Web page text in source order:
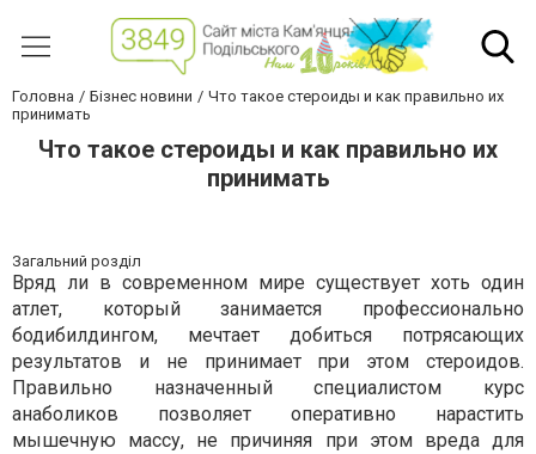
Головна Бізнес новини
Что такое стероиды и как правильно их
принимать
Что такое стероиды и как правильно их
принимать
Загальний розділ
Вряд ли в современном мире существует хоть один
атлет, который занимается профессионально
бодибилдингом, мечтает добиться потрясающих
результатов и не принимает при этом стероидов.
Правильно назначенный специалистом курс
анаболиков позволяет оперативно нарастить
мышечную массу, не причиняя при этом вреда для